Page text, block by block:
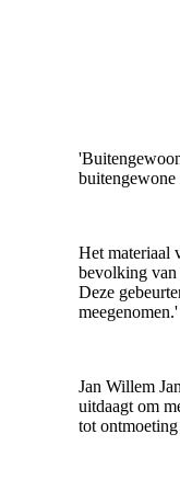
buitengewone
Het materiaal
bevolking van
Deze
meegenomen.'
Jan Willem
uitdaagt om
tot